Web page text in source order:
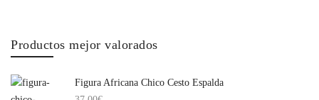
Productos mejor valorados
Figura Africana Chico Cesto Espalda